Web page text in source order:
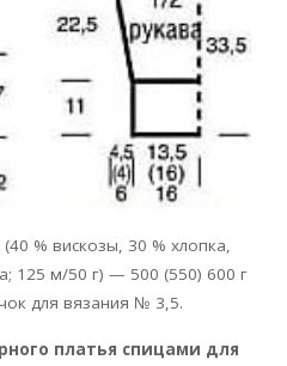
% вискозы, 30 % хлопка,
125 м/50 г) — 500 (550) 600 г
для вязания № 3,5.
платья спицами для